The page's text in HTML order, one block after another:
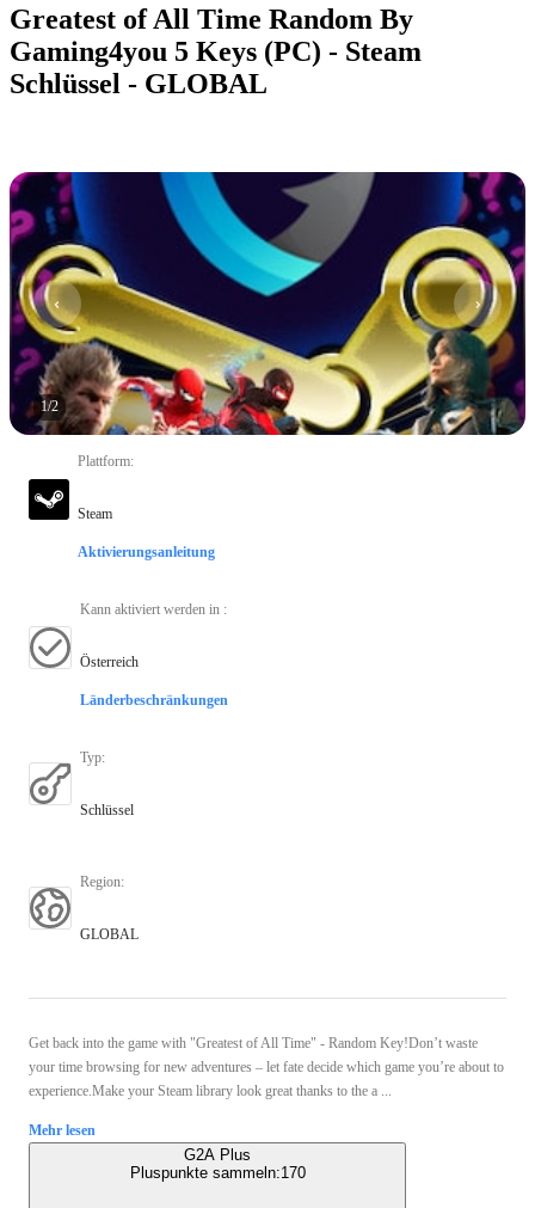
Greatest of All Time Random By
Gaming4you 5 Keys (PC) - Steam
Schlüssel - GLOBAL
1/2
Plattform:
Steam
Aktivierungsanleitung
Kann aktiviert werden in :
Österreich
Länderbeschränkungen
Typ:
Schlüssel
Region:
GLOBAL
Get back into the game with "Greatest of All Time" - Random Key!Don’t waste
your time browsing for new adventures – let fate decide which game you’re about to
experience.Make your Steam library look great thanks to the a ...
Mehr lesen
G2A Plus
Pluspunkte sammeln:170